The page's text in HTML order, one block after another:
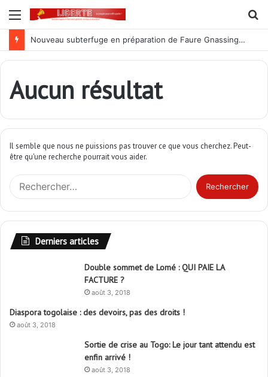
Menu
Nouveau subterfuge en préparation de Faure Gnassingbé pour ne jamais partir ; les Togolais disent non et sont vent debout
Aucun résultat
Il semble que nous ne puissions pas trouver ce que vous cherchez. Peut-
être qu'une recherche pourrait vous aider.
h
Derniers articles
Double sommet de Lomé : QUI PAIE LA
FACTURE ?
août 3, 2018
Diaspora togolaise : des devoirs, pas des droits !
août 3, 2018
Sortie de crise au Togo: Le jour tant attendu est
enfin arrivé !
août 3, 2018